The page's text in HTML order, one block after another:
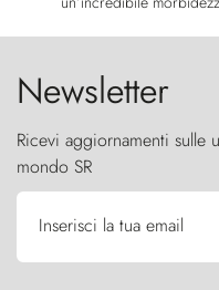
Newsletter
Ricevi aggiornamenti
mondo SR
Inserisci la tua email